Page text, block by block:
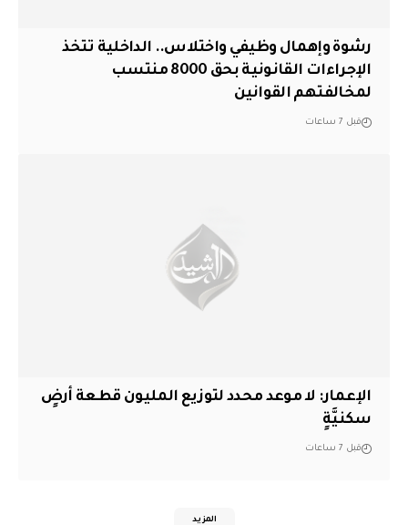
رشوة وإهمال وظيفي واختلاس.. الداخلية تتخذ
الإجراءات القانونية بحق 8000 منتسب
لمخالفتهم القوانين
قبل 7 ساعات
الإعمار: لا موعد محدد لتوزيع المليون قطعة أرضٍ
سكنيَّةٍ
قبل 7 ساعات
المزيد